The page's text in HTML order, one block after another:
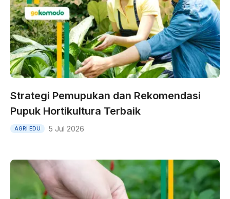
Strategi Pemupukan dan Rekomendasi
Pupuk Hortikultura Terbaik
AGRI EDU 5 Jul 2026